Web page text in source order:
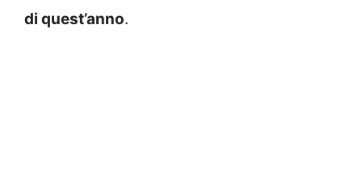
di quest’anno.